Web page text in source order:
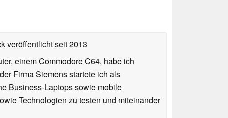
veröffentlichtseit 2013
einem Commodore C64, habe ich
Firma Siemens startete ich als
Business-Laptops sowie mobile
Technologien zu testen und miteinander